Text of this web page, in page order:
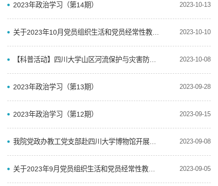
2023年政治学习（第14期） 2023-10-13
2023-10-10
2023-10-08
2023年政治学习（第13期） 2023-09-28
2023年政治学习（第12期） 2023-09-15
2023-09-08
2023-09-05